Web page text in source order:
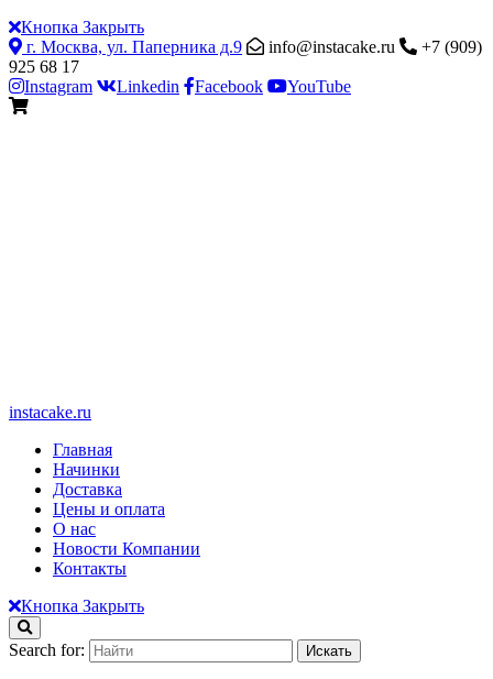
Кнопка Закрыть
г. Москва, ул. Паперника д.9
info@instacake.ru
+7 (909)
925 68 17
Instagram
Linkedin Facebook YouTube
instacake.ru
Главная
Начинки
Доставка
Цены и оплата
О нас
Новости Компании
Контакты
Кнопка Закрыть
Search for: